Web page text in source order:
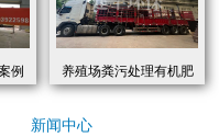
例
养殖场粪污处理有机肥
发酵罐 履带式有机肥翻
新闻中心